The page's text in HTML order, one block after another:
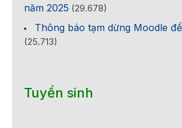
năm 2025 (29.678)
Thông báo tạm dừng Moodle
(25.713)
Tuyển sinh